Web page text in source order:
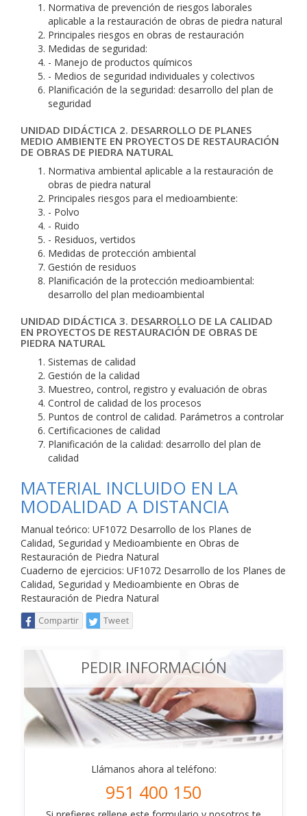
Normativa de prevención de riesgos laborales
aplicable a la restauración de obras de piedra natural
Principales riesgos en obras de restauración
Medidas de seguridad:
- Manejo de productos químicos
- Medios de seguridad individuales y colectivos
Planificación de la seguridad: desarrollo del plan de
seguridad
UNIDAD DIDÁCTICA 2. DESARROLLO DE PLANES
MEDIO AMBIENTE EN PROYECTOS DE RESTAURACIÓN
DE OBRAS DE PIEDRA NATURAL
Normativa ambiental aplicable a la restauración de
obras de piedra natural
Principales riesgos para el medioambiente:
- Polvo
- Ruido
- Residuos, vertidos
Medidas de protección ambiental
Gestión de residuos
Planificación de la protección medioambiental:
desarrollo del plan medioambiental
UNIDAD DIDÁCTICA 3. DESARROLLO DE LA CALIDAD
EN PROYECTOS DE RESTAURACIÓN DE OBRAS DE
PIEDRA NATURAL
Sistemas de calidad
Gestión de la calidad
Muestreo, control, registro y evaluación de obras
Control de calidad de los procesos
Puntos de control de calidad. Parámetros a controlar
Certificaciones de calidad
Planificación de la calidad: desarrollo del plan de
calidad
MATERIAL INCLUIDO EN LA
MODALIDAD A DISTANCIA
Manual teórico: UF1072 Desarrollo de los Planes de
Calidad, Seguridad y Medioambiente en Obras de
Restauración de Piedra Natural
Cuaderno de ejercicios: UF1072 Desarrollo de los Planes de
Calidad, Seguridad y Medioambiente en Obras de
Restauración de Piedra Natural
Compartir Tweet
PEDIR INFORMACIÓN
Llámanos ahora al teléfono:
951 400 150